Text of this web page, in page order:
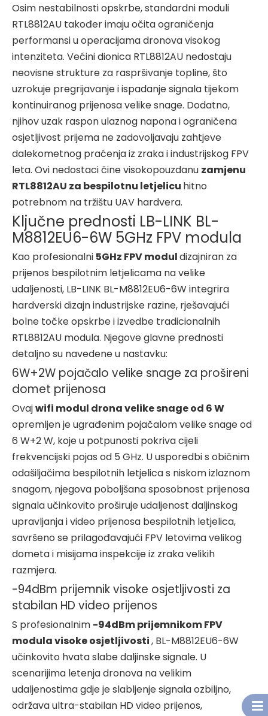
Osim nestabilnosti opskrbe, standardni moduli
RTL8812AU također imaju očita ograničenja
performansi u operacijama dronova visokog
intenziteta. Većini dionica RTL8812AU nedostaju
neovisne strukture za raspršivanje topline, što
uzrokuje pregrijavanje i ispadanje signala tijekom
kontinuiranog prijenosa velike snage. Dodatno,
njihov uzak raspon ulaznog napona i ograničena
osjetljivost prijema ne zadovoljavaju zahtjeve
dalekometnog praćenja iz zraka i industrijskog FPV
leta. Ovi nedostaci čine visokopouzdanu zamjenu
RTL8812AU za bespilotnu letjelicu hitno
potrebnom na tržištu UAV hardvera.
Ključne prednosti LB-LINK BL-
M8812EU6-6W 5GHz FPV modula
Kao profesionalni 5GHz FPV moduldizajniran za
prijenos bespilotnim letjelicama na velike
udaljenosti, LB-LINK BL-M8812EU6-6W integrira
hardverski dizajn industrijske razine, rješavajući
bolne točke opskrbe i izvedbe tradicionalnih
RTL8812AU modula. Njegove glavne prednosti
detaljno su navedene u nastavku:
6W+2W pojačalo velike snage za prošireni
domet prijenosa
Ovajwifi modul drona velike snage od 6 W
opremljen je ugrađenim pojačalom velike snage od
6 W+2 W, koje u potpunosti pokriva cijeli
frekvencijski pojas od 5 GHz. U usporedbi s običnim
odašiljačima bespilotnih letjelica s niskom izlaznom
snagom, njegova poboljšana sposobnost prijenosa
signala učinkovito proširuje udaljenost daljinskog
upravljanja i video prijenosa bespilotnih letjelica,
savršeno se prilagođavajući FPV letovima velikog
dometa i misijama inspekcije iz zraka velikih
razmjera.
-94dBm prijemnik visoke osjetljivosti za
stabilan HD video prijenos
S profesionalnim -94dBm prijemnikom FPV
modula visoke osjetljivosti, BL-M8812EU6-6W
učinkovito hvata slabe daljinske signale. U
scenarijima letenja dronova na velikim
udaljenostima gdje je slabljenje signala ozbiljno,
održava ultra-stabilan HD video prijenos,